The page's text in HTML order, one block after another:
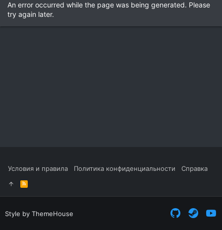
An error occurred while the page was being generated. Please
try again later.
Условия и правила Политика конфиденциальности Справка
R
S
S
Style by ThemeHouse